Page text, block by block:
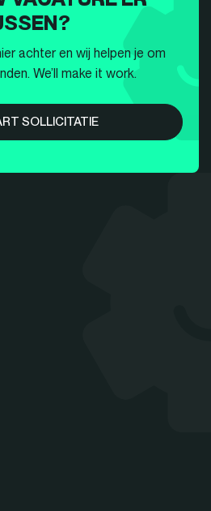
achter en wij helpen je om
We’ll make it work.
SOLLICITATIE